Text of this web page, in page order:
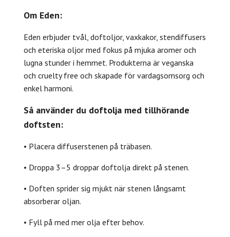
Om Eden:
Eden erbjuder tvål, doftoljor, vaxkakor, stendiffusers
och eteriska oljor med fokus på mjuka aromer och
lugna stunder i hemmet. Produkterna är veganska
och cruelty free och skapade för vardagsomsorg och
enkel harmoni.
Så använder du doftolja med tillhörande
doftsten:
• Placera diffuserstenen på träbasen.
• Droppa 3–5 droppar doftolja direkt på stenen.
• Doften sprider sig mjukt när stenen långsamt
absorberar oljan.
• Fyll på med mer olja efter behov.